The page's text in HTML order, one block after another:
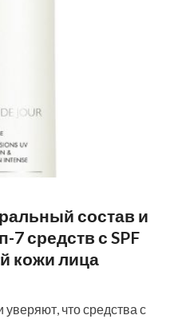
состав и
7 средств с SPF
кожи лица
что средства с